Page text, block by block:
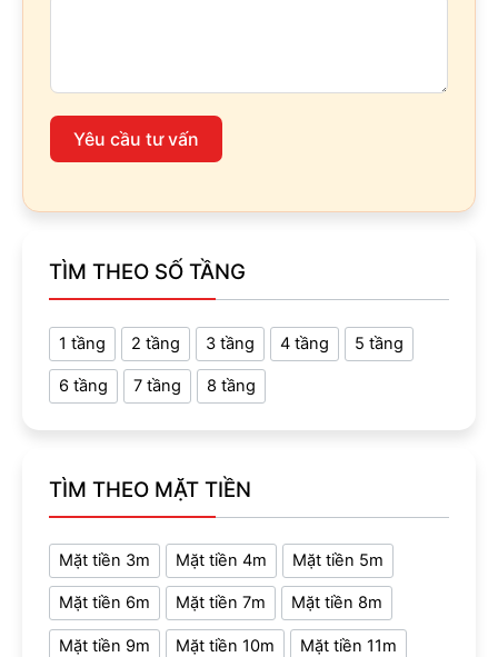
Yêu cầu tư vấn
TÌM THEO SỐ TẦNG
1 tầng 2 tầng 3 tầng 4 tầng 5 tầng
6 tầng 7 tầng 8 tầng
TÌM THEO MẶT TIỀN
Mặt tiền 3m Mặt tiền 4m Mặt tiền 5m
Mặt tiền 6m Mặt tiền 7m Mặt tiền 8m
Mặt tiền 9m Mặt tiền 10m Mặt tiền 11m